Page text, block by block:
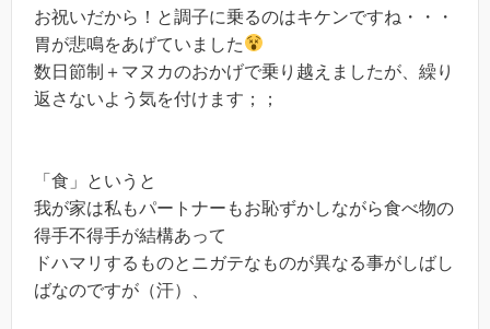
お祝いだから！と調子に乗るのはキケンですね・・・
胃が悲鳴をあげていました
数日節制＋マヌカのおかげで乗り越えましたが、繰り
返さないよう気を付けます；；
「食」というと
我が家は私もパートナーもお恥ずかしながら食べ物の
得手不得手が結構あって
ドハマリするものとニガテなものが異なる事がしばし
ばなのですが（汗）、